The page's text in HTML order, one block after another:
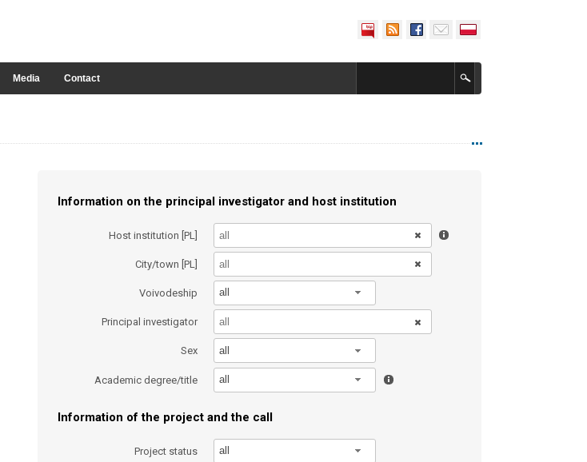
Media Contact
Information on the principal investigator and host institution
Host institution [PL]
City/town [PL]
Voivodeship all
Principal investigator
Sex all
Academic degree/title all
Information of the project and the call
Project status all